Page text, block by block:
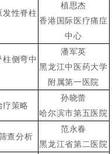
发性脊柱
植思杰
香港国际医疗痛症
中心
侧弯中
潘军英
黑龙江中医药大学
附属第一医院
疗策略
孙晓蕾
哈尔滨市第五医院
查分析
范永春
黑龙江省第二医院